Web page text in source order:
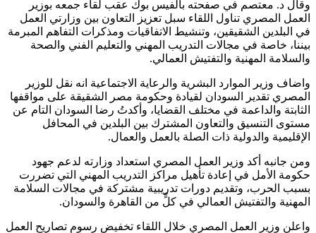
وقال د. معتصم في صفحته بالفيس بوك عقب لقاء جمعه بوزير
العمل المصري تناول اللقاء سبل تعزيز التعاون بين وزارتي العمل
في البلدين الشقيقين، وتنشيط الاتفاقيات ومذكرات التفاهم المبرمة
بيننا، خاصة في مجالات التدريب المهني والتعليم الفني والصحة
والسلامة المهنية والتفتيش العمالي.
واضاف وزير الموارد البشرية والرعاية الاجتماعية انه نقل للوزير
المصري تقدير السودان لقيادة وحكومة مصر الشقيقة على مواقفها
الثابتة والداعمة في مختلف القضايا، وأكدتُ رضا السودان التام عن
مستوى التنسيق والتعاون المشترك بين البلدين في المحافل
الإقليمية والدولية ذات الصلة بالعمل والعمال.
ومن جانبه أكد وزير العمل المصري استعداد وزارته لدعم جهود
حكومة الأمل في إعادة تأهيل مراكز التدريب المهني التي تضررت
بسبب الحرب، وتقديم دورات تدريبية مشتركة في مجالات السلامة
المهنية والتفتيش العمالي في كلٍّ من القاهرة والسودان.
واعلن وزير العمل المصري خلال اللقاء تخفيض رسوم تصاريح العمل